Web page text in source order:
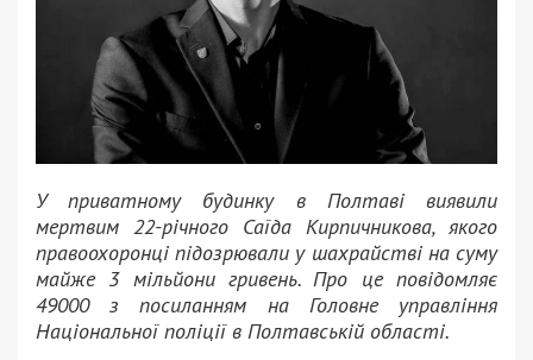
У приватному будинку в Полтаві виявили
мертвим 22-річного Саїда Кирпичникова, якого
правоохоронці підозрювали у шахрайстві на суму
майже 3 мільйони гривень. Про це повідомляє
49000 з посиланням на Головне управління
Національної поліції в Полтавській області.